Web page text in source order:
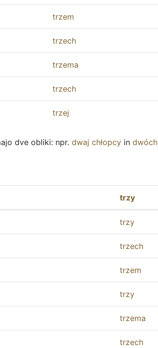
trzem
trzech
trzema
trzech
trzej
dve obliki: npr. dwaj chłopcy in dwóch
trzy
trzy
trzech
trzem
trzy
trzema
trzech